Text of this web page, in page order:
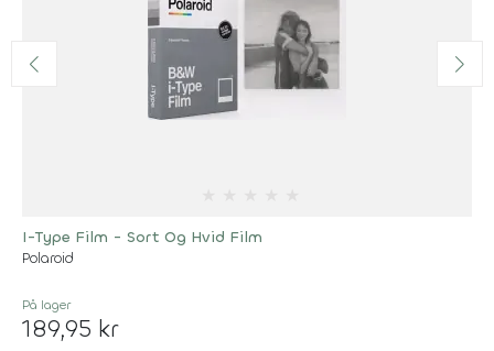
I-Type Film - Sort Og Hvid Film
Polaroid
På lager
189,95 kr